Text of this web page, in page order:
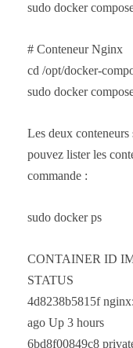
sudo docker
# Conteneur Nginx
cd /opt/docker-
sudo docker
Les deux conteneurs
pouvez lister les
commande :
sudo docker ps
CONTAINER ID
STATUS
4d8238b5815f
ago Up 3 hours
6bd8f00849c8